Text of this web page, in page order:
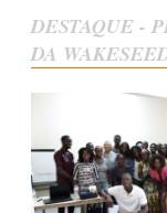
DESTAQUE -
DA